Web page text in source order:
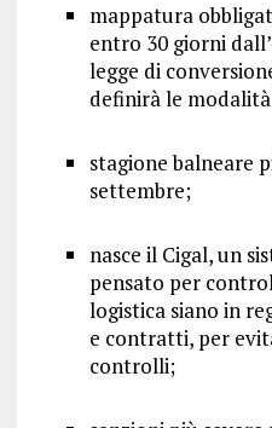
mappatura
entro 30 giorni
legge di
definirà le
stagione balneare
settembre;
nasce il Cigal, un
pensato per
logistica siano in
e contratti, per
controlli;